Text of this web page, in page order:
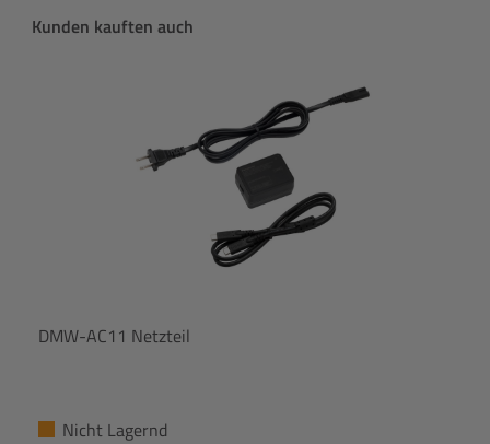
Produktgalerie überspringen
Kunden kauften auch
DMW-AC11 Netzteil
Nicht Lagernd